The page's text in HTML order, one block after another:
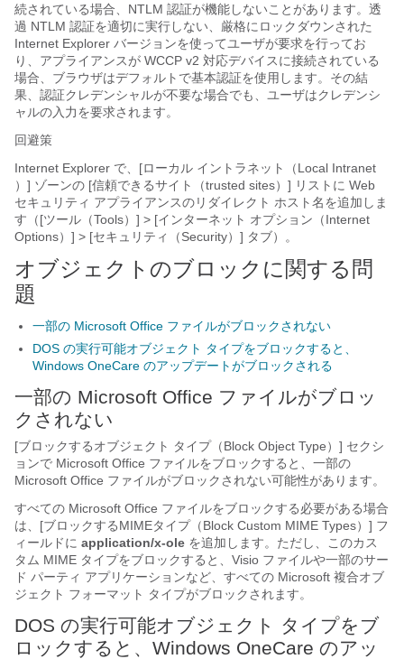
続されている場合、NTLM 認証が機能しないことがあります。透
過 NTLM 認証を適切に実行しない、厳格にロックダウンされた
Internet Explorer バージョンを使ってユーザが要求を行ってお
り、アプライアンスが WCCP v2 対応デバイスに接続されている
場合、ブラウザはデフォルトで基本認証を使用します。その結
果、認証クレデンシャルが不要な場合でも、ユーザはクレデンシ
ャルの入力を要求されます。
回避策
Internet Explorer で、[ローカル イントラネット（Local Intranet
）] ゾーンの [信頼できるサイト（trusted sites）] リストに Web
セキュリティ アプライアンスのリダイレクト ホスト名を追加しま
す（[ツール（Tools）] > [インターネット オプション（Internet
Options）] > [セキュリティ（Security）] タブ）。
オブジェクトのブロックに関する問
題
一部の Microsoft Office ファイルがブロックされない
DOS の実行可能オブジェクト タイプをブロックすると、
Windows OneCare のアップデートがブロックされる
一部の Microsoft Office ファイルがブロッ
クされない
[ブロックするオブジェクト タイプ（Block Object Type）] セクシ
ョンで Microsoft Office ファイルをブロックすると、一部の
Microsoft Office ファイルがブロックされない可能性があります。
すべての Microsoft Office ファイルをブロックする必要がある場合
は、[ブロックするMIMEタイプ（Block Custom MIME Types）] フ
ィールドに application/x-ole を追加します。ただし、このカス
タム MIME タイプをブロックすると、Visio ファイルや一部のサー
ド パーティ アプリケーションなど、すべての Microsoft 複合オブ
ジェクト フォーマット タイプがブロックされます。
DOS の実行可能オブジェクト タイプをブ
ロックすると、Windows OneCare のアッ